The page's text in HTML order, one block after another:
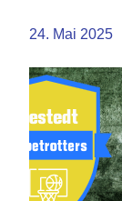
24. Mai 2025